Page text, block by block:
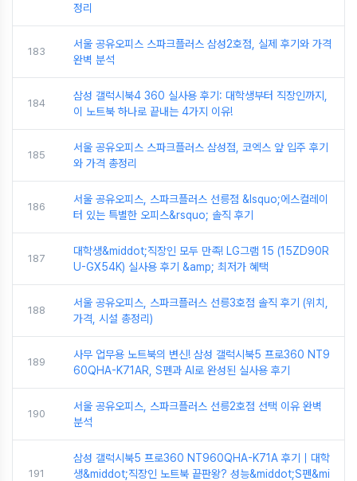
정리
183
서울 공유오피스 스파크플러스 삼성2호점, 실제 후기와 가격
완벽 분석
184
삼성 갤럭시북4 360 실사용 후기: 대학생부터 직장인까지,
이 노트북 하나로 끝내는 4가지 이유!
185
서울 공유오피스 스파크플러스 삼성점, 코엑스 앞 입주 후기
와 가격 총정리
186
서울 공유오피스, 스파크플러스 선릉점 &lsquo;에스컬레이
터 있는 특별한 오피스&rsquo; 솔직 후기
187
대학생&middot;직장인 모두 만족! LG그램 15 (15ZD90R
U-GX54K) 실사용 후기 &amp; 최저가 혜택
188
서울 공유오피스, 스파크플러스 선릉3호점 솔직 후기 (위치,
가격, 시설 총정리)
189
사무 업무용 노트북의 변신! 삼성 갤럭시북5 프로360 NT9
60QHA-K71AR, S펜과 AI로 완성된 실사용 후기
190
서울 공유오피스, 스파크플러스 선릉2호점 선택 이유 완벽
분석
191
삼성 갤럭시북5 프로360 NT960QHA-K71A 후기｜대학
생&middot;직장인 노트북 끝판왕? 성능&middot;S펜&mi